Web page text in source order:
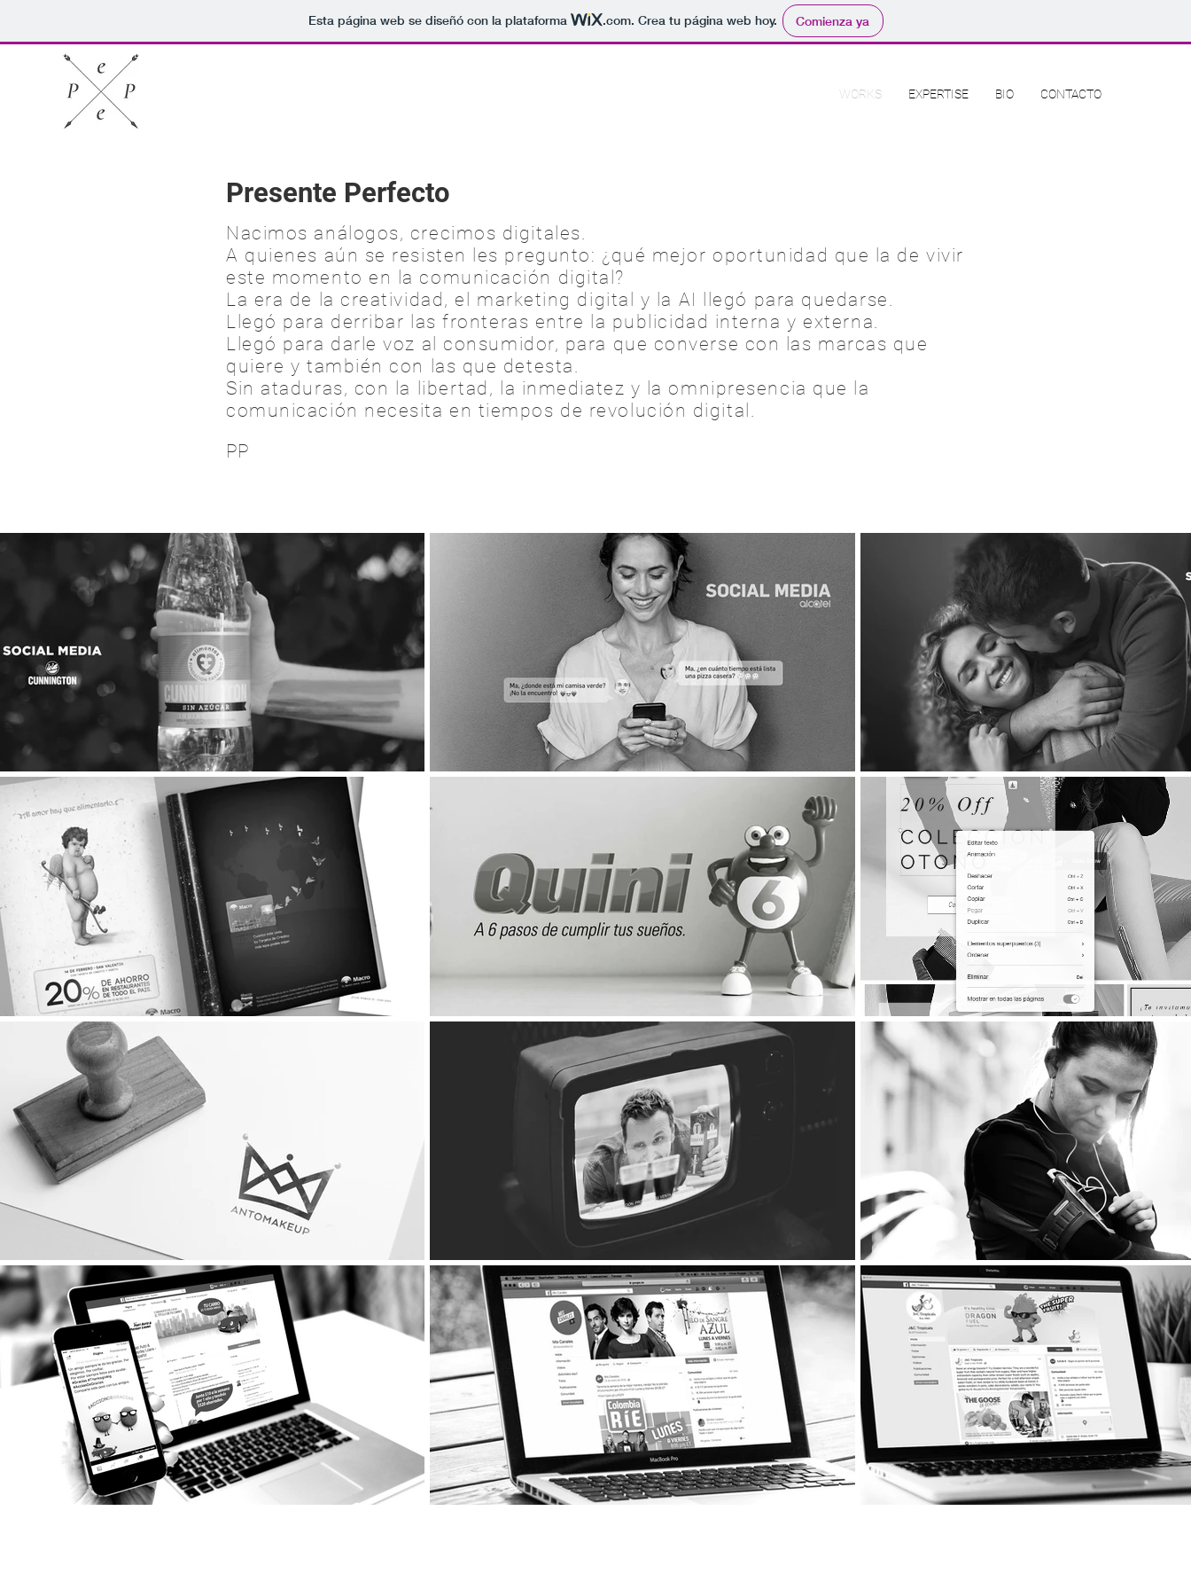
Esta página web se diseñó con la plataforma .com. Crea tu página web hoy. Comienza ya
WORKS EXPERTISE BIO CONTACTO
Presente Perfecto
Nacimos análogos, crecimos digitales.
A quienes aún se resisten les pregunto: ¿qué mejor oportunidad que la de vivir
este momento en la comunicación digital?
La era de la creatividad, el marketing digital y la AI llegó para quedarse.
Llegó para derribar las fronteras entre la pub licidad interna y externa.
Llegó para darle voz al consumidor, para que converse con las marcas que
quiere y también con las que detesta.
Sin ataduras, con la libertad, la inmediatez y la omnipresencia que la
comunicación necesita en tiempos de revolución digital.
PP